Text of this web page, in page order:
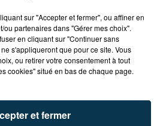
de 8H - 16ème randonnée de
d'herbes
- Démonstrations de voitures
suivi d'un grand spectacle à la
sur "Accepter et fermer", ou affiner en
partenaires dans "Gérer mes choix".
en cliquant sur "Continuer sans
s'appliqueront que pour ce site. Vous
ou retirer votre consentement à tout
cookies" situé en bas de chaque page.
et fermer